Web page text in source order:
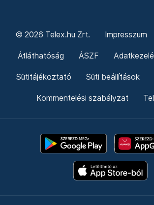
© 2026 Telex.hu Zrt. Impresszum
Átláthatóság ÁSZF
Sütitájékoztató Süti beállítások
Kommentelési szabályzat